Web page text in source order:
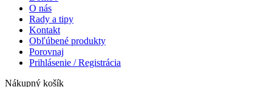
O nás
Rady a tipy
Kontakt
Obľúbené produkty
Porovnaj
Prihlásenie / Registrácia
Nákupný košík